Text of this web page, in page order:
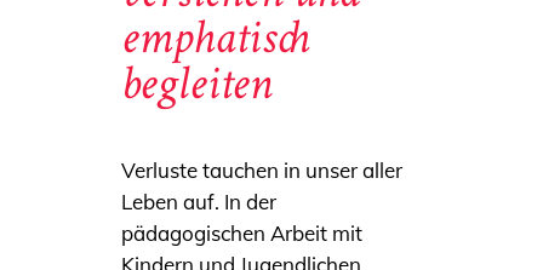
emphatisch
begleiten
Verluste tauchen in unser aller
Leben auf. In der
pädagogischen Arbeit mit
Kindern und Jugendlichen